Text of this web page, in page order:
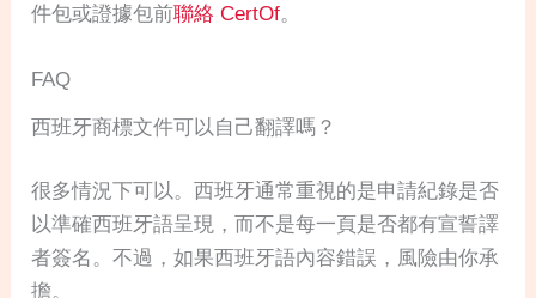
件包或證據包前聯絡 CertOf。
FAQ
西班牙商標文件可以自己翻譯嗎？
很多情況下可以。西班牙通常重視的是申請紀錄是否
以準確西班牙語呈現，而不是每一頁是否都有宣誓譯
者簽名。不過，如果西班牙語內容錯誤，風險由你承
擔。